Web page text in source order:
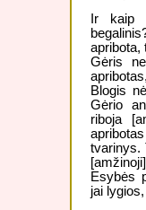
Ir kaip
apribota,
Gėris
Blogis
Gėrio
riboja
tvarinys.
Esybės
jai